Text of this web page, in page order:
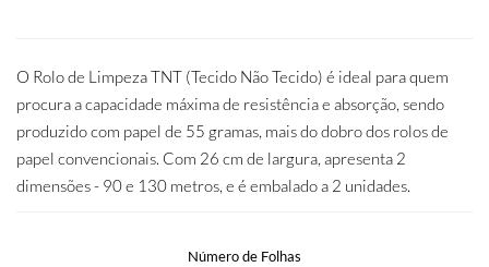
O Rolo de Limpeza TNT (Tecido Não Tecido) é ideal para quem
procura a capacidade máxima de resistência e absorção, sendo
produzido com papel de 55 gramas, mais do dobro dos rolos de
papel convencionais. Com 26 cm de largura, apresenta 2
dimensões - 90 e 130 metros, e é embalado a 2 unidades.
Número de Folhas